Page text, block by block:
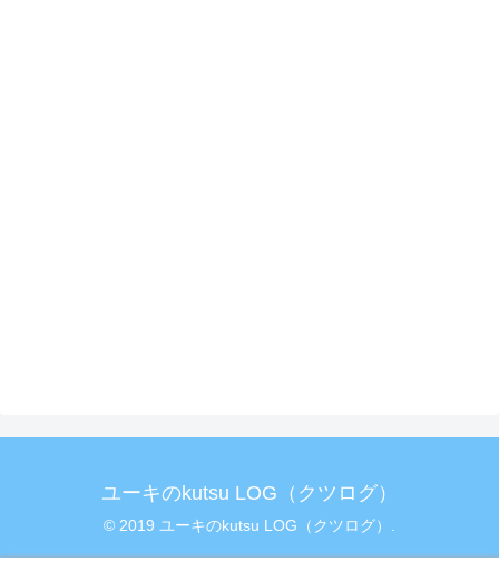
ユーキのkutsu LOG（クツログ）
© 2019 ユーキのkutsu LOG（クツログ）.